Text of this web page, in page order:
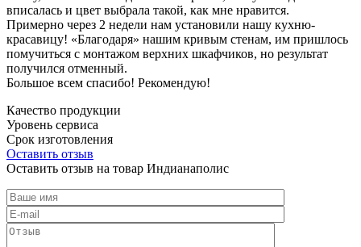
вписалась и цвет выбрала такой, как мне нравится.
Примерно через 2 недели нам установили нашу кухню-
красавицу! «Благодаря» нашим кривым стенам, им пришлось
помучиться с монтажом верхних шкафчиков, но результат
получился отменный.
Большое всем спасибо! Рекомендую!
Качество продукции
Уровень сервиса
Срок изготовления
Оставить отзыв
Оставить отзыв на товар Индианаполис